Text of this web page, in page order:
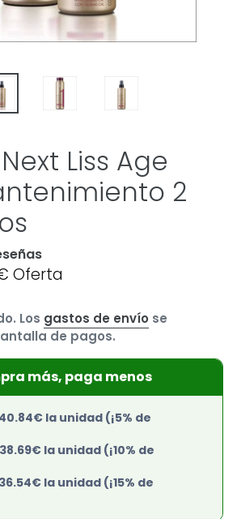
Liss Age
2
Oferta
Los gastos de envío se
de pagos.
más, paga menos
la unidad (¡5% de
la unidad (¡10% de
la unidad (¡15% de